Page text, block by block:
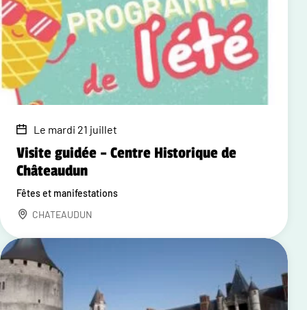
Le mardi 21 juillet
Visite guidée – Centre Historique de
Châteaudun
Fêtes et manifestations
CHATEAUDUN